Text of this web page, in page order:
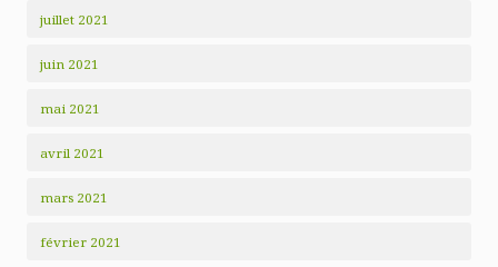
juillet 2021
juin 2021
mai 2021
avril 2021
mars 2021
février 2021